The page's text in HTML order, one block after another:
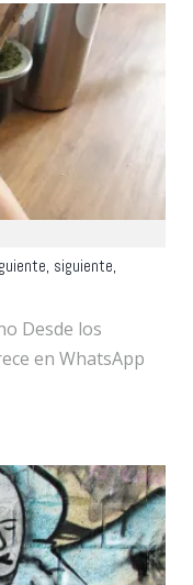
siguiente,
Desde los
en WhatsApp